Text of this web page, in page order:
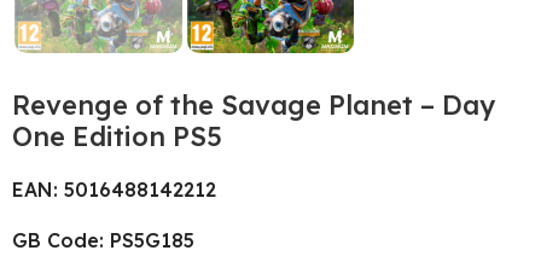
Revenge of the Savage Planet – Day
One Edition PS5
EAN: 5016488142212
GB Code: PS5G185